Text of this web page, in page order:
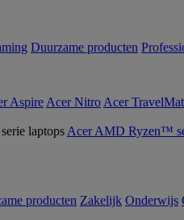
Duurzame producten
Aspire Acer Nitro Acer
Acer AMD Ryzen™
producten Zakelijk Onderwijs